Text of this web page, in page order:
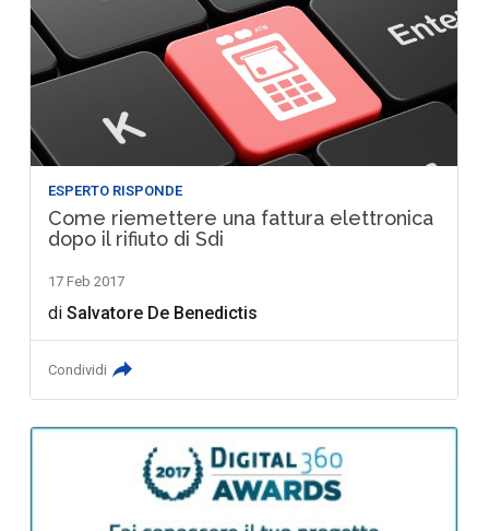
ESPERTO RISPONDE
Come riemettere una fattura elettronica
dopo il rifiuto di Sdi
17 Feb 2017
diSalvatore De Benedictis
Condividi